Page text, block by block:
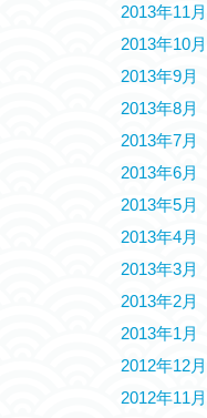
2013年11月
2013年10月
2013年9月
2013年8月
2013年7月
2013年6月
2013年5月
2013年4月
2013年3月
2013年2月
2013年1月
2012年12月
2012年11月